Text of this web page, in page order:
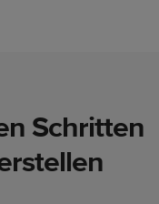
Schritten